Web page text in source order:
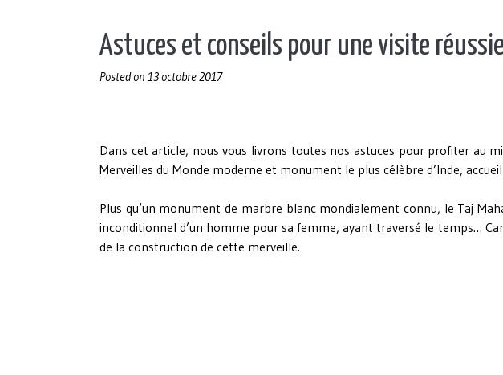
Astuces et conseils pour une visite
Posted on 13 octobre 2017
Dans cet article, nous vous livrons toutes nos astuces pour profiter au
Merveilles du Monde moderne et monument le plus célèbre d’Inde,
Plus qu’un monument de marbre blanc mondialement connu, le Taj
inconditionnel d’un homme pour sa femme, ayant traversé le temps…
de la construction de cette merveille.